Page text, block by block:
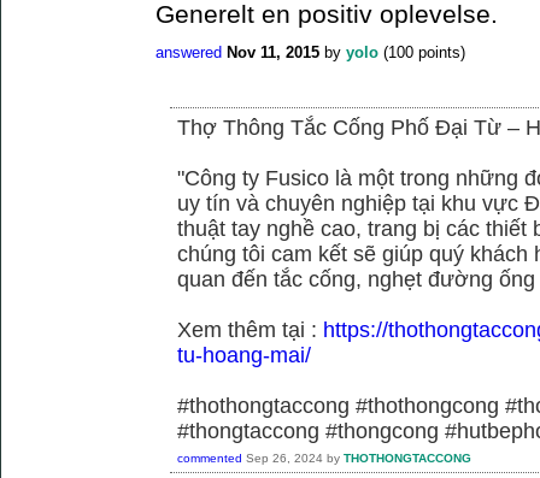
Generelt en positiv oplevelse.
answered Nov 11, 2015 by yolo (100 points)
Thợ Thông Tắc Cống Phố Đại Từ –
"Công ty Fusico là một trong những
uy tín và chuyên nghiệp tại khu vực
thuật tay nghề cao, trang bị các thiết
chúng tôi cam kết sẽ giúp quý
quan đến tắc cống, nghẹt đường
Xem thêm tại : https://
tu-hoang-mai/
#thothongtaccong #thothongcong
#thongtaccong #thongcong
commented Sep 26, 2024 by THOTHONGTACCONG